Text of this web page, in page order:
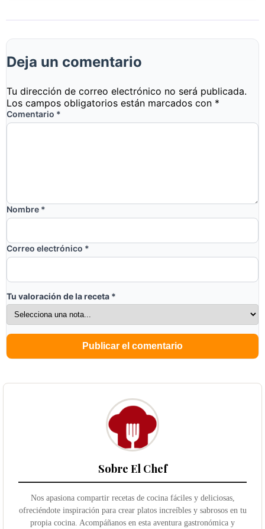
Deja un comentario
Tu dirección de correo electrónico no será publicada.
Los campos obligatorios están marcados con *
Comentario *
Nombre *
Correo electrónico *
Tu valoración de la receta *
Sobre El Chef
Nos apasiona compartir recetas de cocina fáciles y deliciosas,
ofreciéndote inspiración para crear platos increíbles y sabrosos en tu
propia cocina. Acompáñanos en esta aventura gastronómica y